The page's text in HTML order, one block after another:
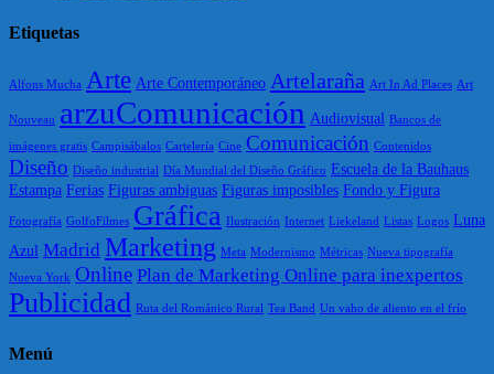
Etiquetas
Alfons Mucha Arte Arte Contemporáneo Artelaraña Art In Ad Places Art
Nouveau arzuComunicación Audiovisual Bancos de
imágenes gratis Campisábalos Cartelería Cine Comunicación Contenidos
Diseño Diseño industrial Día Mundial del Diseño Gráfico Escuela de la Bauhaus
Estampa Ferias Figuras ambiguas Figuras imposibles Fondo y Figura
Fotografía GolfoFilmes Gráfica Ilustración Internet Liekeland Listas Logos Luna
Azul Madrid Marketing Meta Modernismo Métricas Nueva tipografía
Nueva York Online Plan de Marketing Online para inexpertos
Publicidad Ruta del Románico Rural Tea Band Un vaho de aliento en el frío
Menú